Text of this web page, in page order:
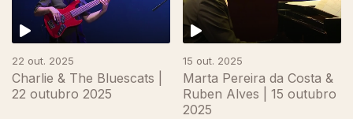
22 out. 2025
Charlie & The Bluescats |
22 outubro 2025
15 out. 2025
Marta Pereira da Costa &
Ruben Alves | 15 outubro
2025